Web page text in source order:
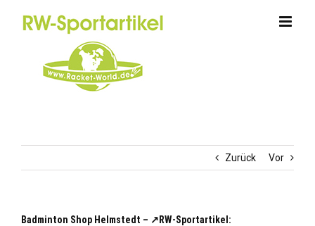
Zurück Vor
Badminton Shop Helmstedt – ↗️RW-Sportartikel: